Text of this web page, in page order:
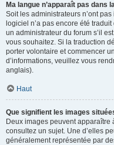
Ma langue n’apparaît pas dans
Soit les administrateurs n’ont
logiciel n’a pas encore été
un administrateur du forum s’il
vous souhaitez. Si la traduction
porter volontaire et commencer
d’informations, veuillez vous
anglais).
Haut
Que signifient les images
Deux images peuvent apparaître
consultez un sujet. Une d’elles
généralement représentée par